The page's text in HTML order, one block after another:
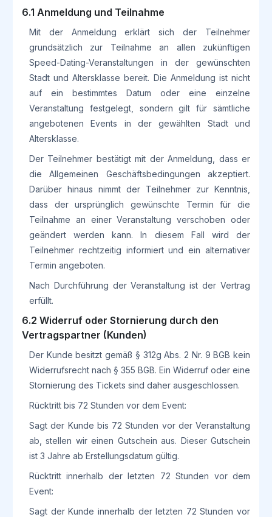
6.1 Anmeldung und Teilnahme
Mit der Anmeldung erklärt sich der Teilnehmer
grundsätzlich zur Teilnahme an allen zukünftigen
Speed-Dating-Veranstaltungen in der gewünschten
Stadt und Altersklasse bereit. Die Anmeldung ist nicht
auf ein bestimmtes Datum oder eine einzelne
Veranstaltung festgelegt, sondern gilt für sämtliche
angebotenen Events in der gewählten Stadt und
Altersklasse.
Der Teilnehmer bestätigt mit der Anmeldung, dass er
die Allgemeinen Geschäftsbedingungen akzeptiert.
Darüber hinaus nimmt der Teilnehmer zur Kenntnis,
dass der ursprünglich gewünschte Termin für die
Teilnahme an einer Veranstaltung verschoben oder
geändert werden kann. In diesem Fall wird der
Teilnehmer rechtzeitig informiert und ein alternativer
Termin angeboten.
Nach Durchführung der Veranstaltung ist der Vertrag
erfüllt.
6.2 Widerruf oder Stornierung durch den
Vertragspartner (Kunden)
Der Kunde besitzt gemäß § 312g Abs. 2 Nr. 9 BGB kein
Widerrufsrecht nach § 355 BGB. Ein Widerruf oder eine
Stornierung des Tickets sind daher ausgeschlossen.
Rücktritt bis 72 Stunden vor dem Event:
Sagt der Kunde bis 72 Stunden vor der Veranstaltung
ab, stellen wir einen Gutschein aus. Dieser Gutschein
ist 3 Jahre ab Erstellungsdatum gültig.
Rücktritt innerhalb der letzten 72 Stunden vor dem
Event:
Sagt der Kunde innerhalb der letzten 72 Stunden vor